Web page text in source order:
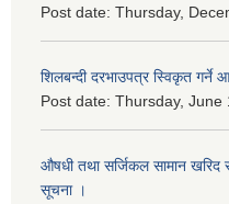
Post date: Thursday,
शिलबन्दी दरभाउपत्र स्विकृत
Post date: Thursday, June
औषधी तथा सर्जिकल सामान खरिद
सूचना ।